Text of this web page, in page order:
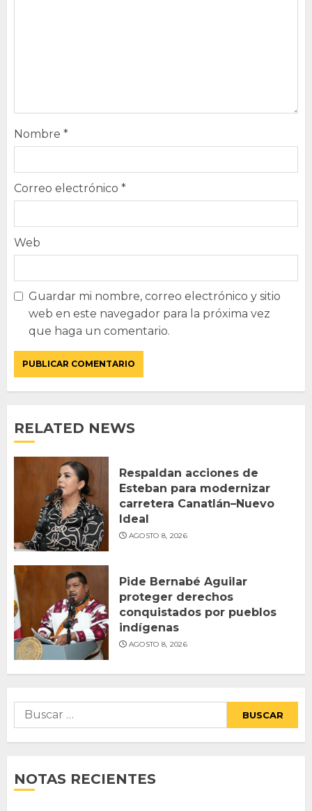
Nombre *
Correo electrónico *
Web
Guardar mi nombre, correo electrónico y sitio
web en este navegador para la próxima vez
que haga un comentario.
RELATED NEWS
Respaldan acciones de
Esteban para modernizar
carretera Canatlán–Nuevo
Ideal
AGOSTO 8, 2026
Pide Bernabé Aguilar
proteger derechos
conquistados por pueblos
indígenas
AGOSTO 8, 2026
Buscar:
NOTAS RECIENTES